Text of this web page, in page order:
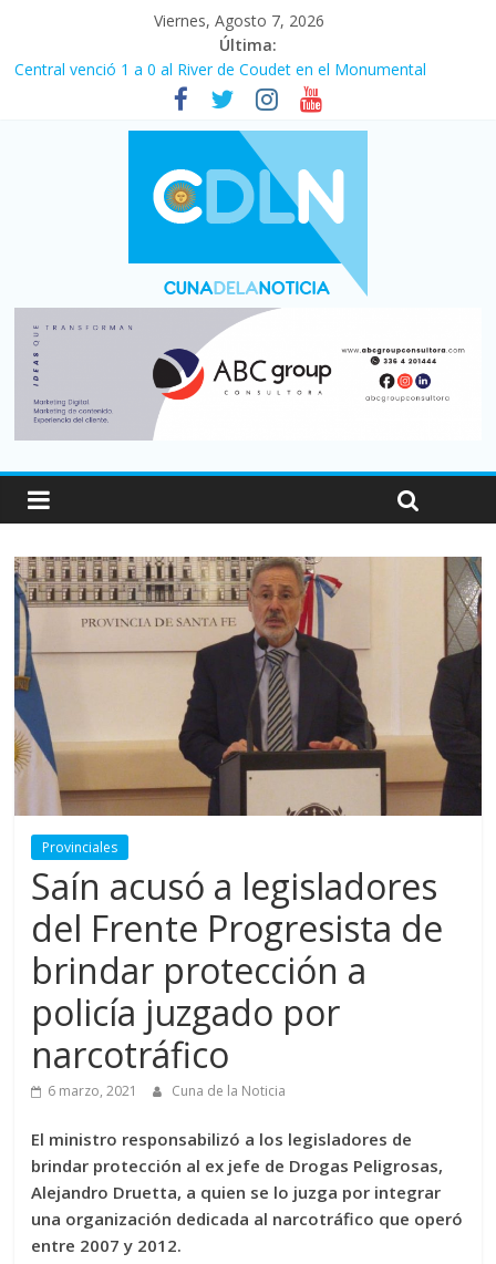
Viernes, Agosto 7, 2026
Última:
Central venció 1 a 0 al River de Coudet en el Monumental
La morosidad alcanzó su nivel más alto en dos décadas y ya
afecta a 400 mil deudores en Santa Fe
Desde que asumió Milei cerraron 41.000 kioscos: el sector
denuncia crisis como en 2001
Vacaciones de invierno con más movimiento y consumo
turístico: 4,6 millones de personas viajaron por el país, un 5,9%
Fuerte caída de la venta de autos usados en julio: bajó un 12,6%
Provinciales
Saín acusó a legisladores
del Frente Progresista de
brindar protección a
policía juzgado por
narcotráfico
6 marzo, 2021 Cuna de la Noticia
El ministro responsabilizó a los legisladores de
brindar protección al ex jefe de Drogas Peligrosas,
Alejandro Druetta, a quien se lo juzga por integrar
una organización dedicada al narcotráfico que operó
entre 2007 y 2012.